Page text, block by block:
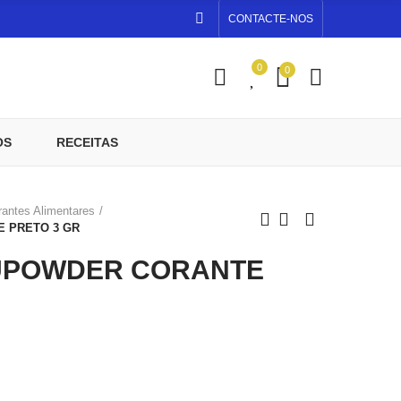
CONTACTE-NOS
0 0
RECEITAS
Alimentares
PRETO 3 GR
CORANTE